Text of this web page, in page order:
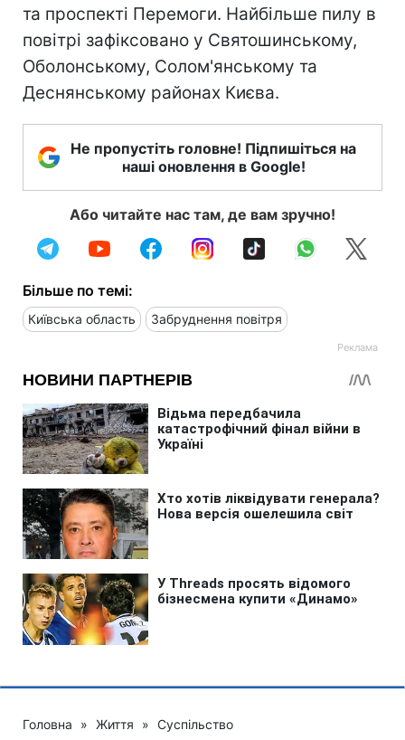
та проспекті Перемоги. Найбільше пилу в
повітрі зафіксовано у Святошинському,
Оболонському, Солом'янському та
Деснянському районах Києва.
Не пропустіть головне! Підпишіться на
наші оновлення в Google!
Або читайте нас там, де вам зручно!
Більше по темі:
Київська область Забруднення повітря
Головна » Життя » Суспільство